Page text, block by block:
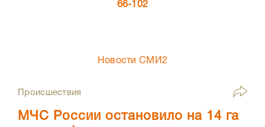
66-102
Новости СМИ2
Происшествия
МЧС России остановило на 14 га